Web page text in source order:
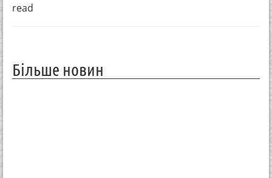
read
Більше новин